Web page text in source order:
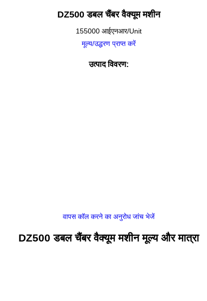
DZ500 डबल चैंबर वैक्यूम मशीन
155000 आईएनआर/Unit
मूल्य/उद्धरण प्राप्त करें
उत्पाद विवरण:
वापस कॉल करने का अनुरोध जांच भेजें
DZ500 डबल चैंबर वैक्यूम मशीन मूल्य और मात्रा